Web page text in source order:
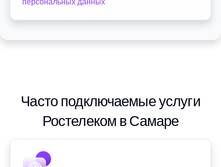
Часто подключаемые услуги
Ростелеком в Самаре